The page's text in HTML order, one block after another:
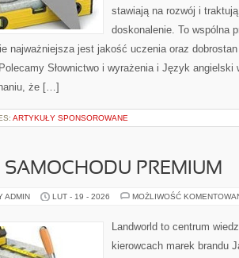
stawiają na rozwój i
doskonalenie. To wspólna
najważniejsza jest jakość uczenia oraz
Słownictwo i wyrażenia i Język angielski
że […]
ARTYKUŁY SPONSOROWANE
PREMIUM
ADMIN LUT - 19 - 2026 MOŻLIWOŚĆ
Landworld to centrum
kierowcach marek brandu